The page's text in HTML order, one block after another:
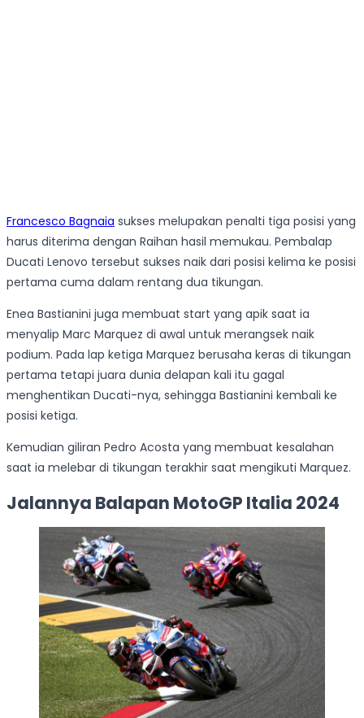
Francesco Bagnaia sukses melupakan penalti tiga posisi yang
harus diterima dengan Raihan hasil memukau. Pembalap
Ducati Lenovo tersebut sukses naik dari posisi kelima ke posisi
pertama cuma dalam rentang dua tikungan.
Enea Bastianini juga membuat start yang apik saat ia
menyalip Marc Marquez di awal untuk merangsek naik
podium. Pada lap ketiga Marquez berusaha keras di tikungan
pertama tetapi juara dunia delapan kali itu gagal
menghentikan Ducati-nya, sehingga Bastianini kembali ke
posisi ketiga.
Kemudian giliran Pedro Acosta yang membuat kesalahan
saat ia melebar di tikungan terakhir saat mengikuti Marquez.
Jalannya Balapan MotoGP Italia 2024